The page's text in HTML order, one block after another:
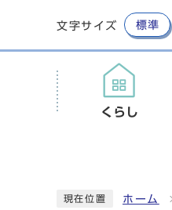
文字サイズ 標準
くらし
現在位置 ホーム